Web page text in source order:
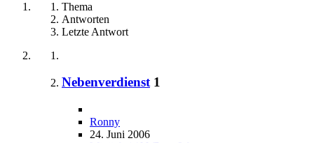
Thema
Antworten
Letzte Antwort
Nebenverdienst 1
Ronny
24. Juni 2006